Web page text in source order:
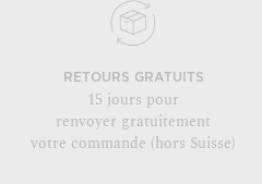
RETOURS GRATUITS
15 jours pour
renvoyer gratuitement
votre commande (hors Suisse)